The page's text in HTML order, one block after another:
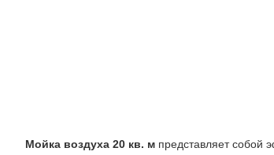
Мойка воздуха 20 кв. м представляет собой